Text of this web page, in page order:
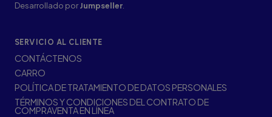
Desarrollado porJumpseller
SERVICIO AL CLIENTE
CONTÁCTENOS
CARRO
POLÍTICA DE TRATAMIENTO DE DATOS PERSONALES
TÉRMINOS Y CONDICIONES DEL CONTRATO DE
COMPRAVENTA EN LÍNEA